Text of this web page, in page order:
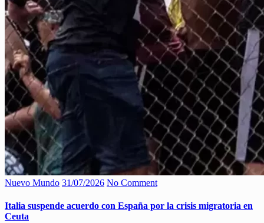
Nuevo Mundo 31/07/2026 No Comment
Italia suspende acuerdo con España por la crisis migratoria en
Ceuta